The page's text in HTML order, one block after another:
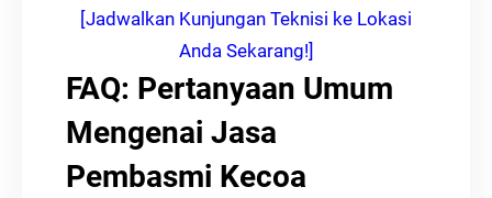
[Jadwalkan Kunjungan Teknisi ke Lokasi
Anda Sekarang!]
FAQ: Pertanyaan Umum
Mengenai Jasa
Pembasmi Kecoa